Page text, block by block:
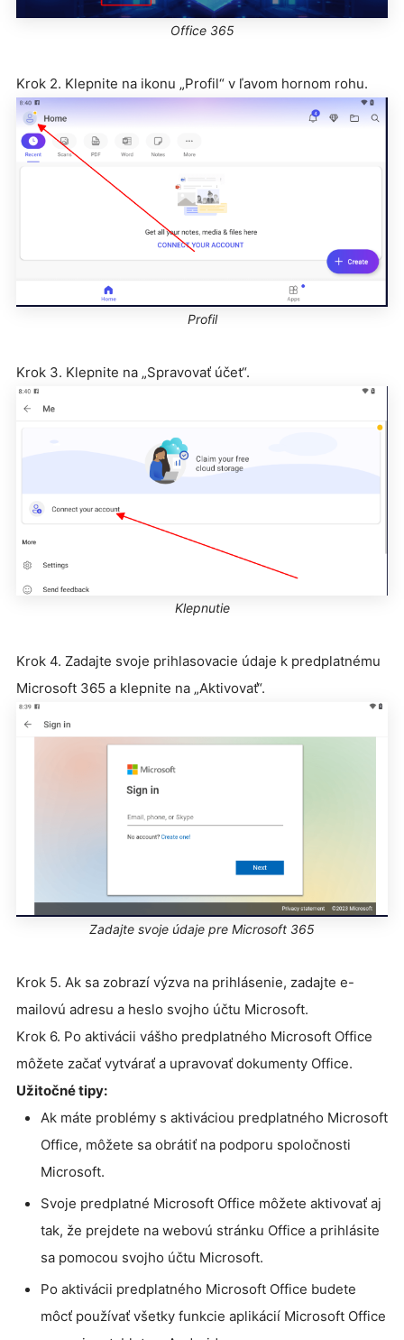
Office 365
Krok 2. Klepnite na ikonu „Profil“ v ľavom hornom rohu.
Profil
Krok 3. Klepnite na „Spravovať účet“.
Klepnutie
Krok 4. Zadajte svoje prihlasovacie údaje k predplatnému
Microsoft 365 a klepnite na „Aktivovať“.
Zadajte svoje údaje pre Microsoft 365
Krok 5. Ak sa zobrazí výzva na prihlásenie, zadajte e-
mailovú adresu a heslo svojho účtu Microsoft.
Krok 6. Po aktivácii vášho predplatného Microsoft Office
môžete začať vytvárať a upravovať dokumenty Office.
Užitočné tipy:
Ak máte problémy s aktiváciou predplatného Microsoft
Office, môžete sa obrátiť na podporu spoločnosti
Microsoft.
Svoje predplatné Microsoft Office môžete aktivovať aj
tak, že prejdete na webovú stránku Office a prihlásite
sa pomocou svojho účtu Microsoft.
Po aktivácii predplatného Microsoft Office budete
môcť používať všetky funkcie aplikácií Microsoft Office